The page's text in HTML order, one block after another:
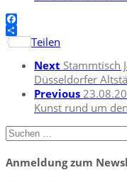
Facebook
Teilen
Next Stammtisch
Düsseldorfer
Previous
Kunst rund um
Suchen
nach:
Anmeldung zum